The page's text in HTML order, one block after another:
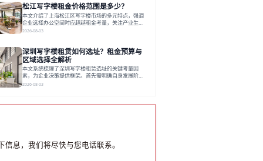
背景与持续服务能力。完成线上初选后，必须进行线
下实地验证，核对空间实景、测试设施、感受园区氛
围并确认合同条款，从而做出精确决策。在数字化时
代，写字楼出租网已成为企业寻找
松江写字楼租金价格范围是多少？
本文介绍了上海松江区写字楼市场的多元特点，强调
企业选择办公空间时应超越租金考量，关注产业生态
与综合服务。文章分析了市场概况、影响空间价值的
建服务生态助力企业成长，建议企业系统评估需求与
长期价值，选择匹配的发展载体。对于许多寻求在上
海松江区设立或扩展办公空间的企业而言，了解该区
域的写字楼市场概况是决策的首先
2026-08-03
深圳写字楼租赁如何选址？租金预算与
区域选择全解析
本文系统梳理了深圳写字楼租赁选址的关键考量因
素，为企业决策提供框架。首先需明确自身发展阶
段、团队规模和文化特质等核心需求。深圳多中心商
业园注重生态与社群，适合文创、科技类企业。评估
2026-08-03
信息，我们将尽快与您电话联系。